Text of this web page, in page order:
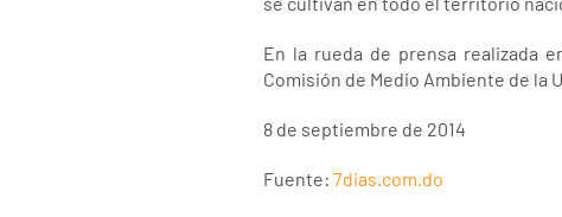
En la rueda de prensa realizada
Comisión de Medio Ambiente de la
8 de septiembre de 2014
Fuente: 7dias.com.do